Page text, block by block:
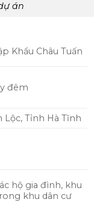
án
Khẩu Châu Tuấn
đêm
Lộc, Tỉnh Hà Tĩnh
hộ gia đình, khu
khu dân cư